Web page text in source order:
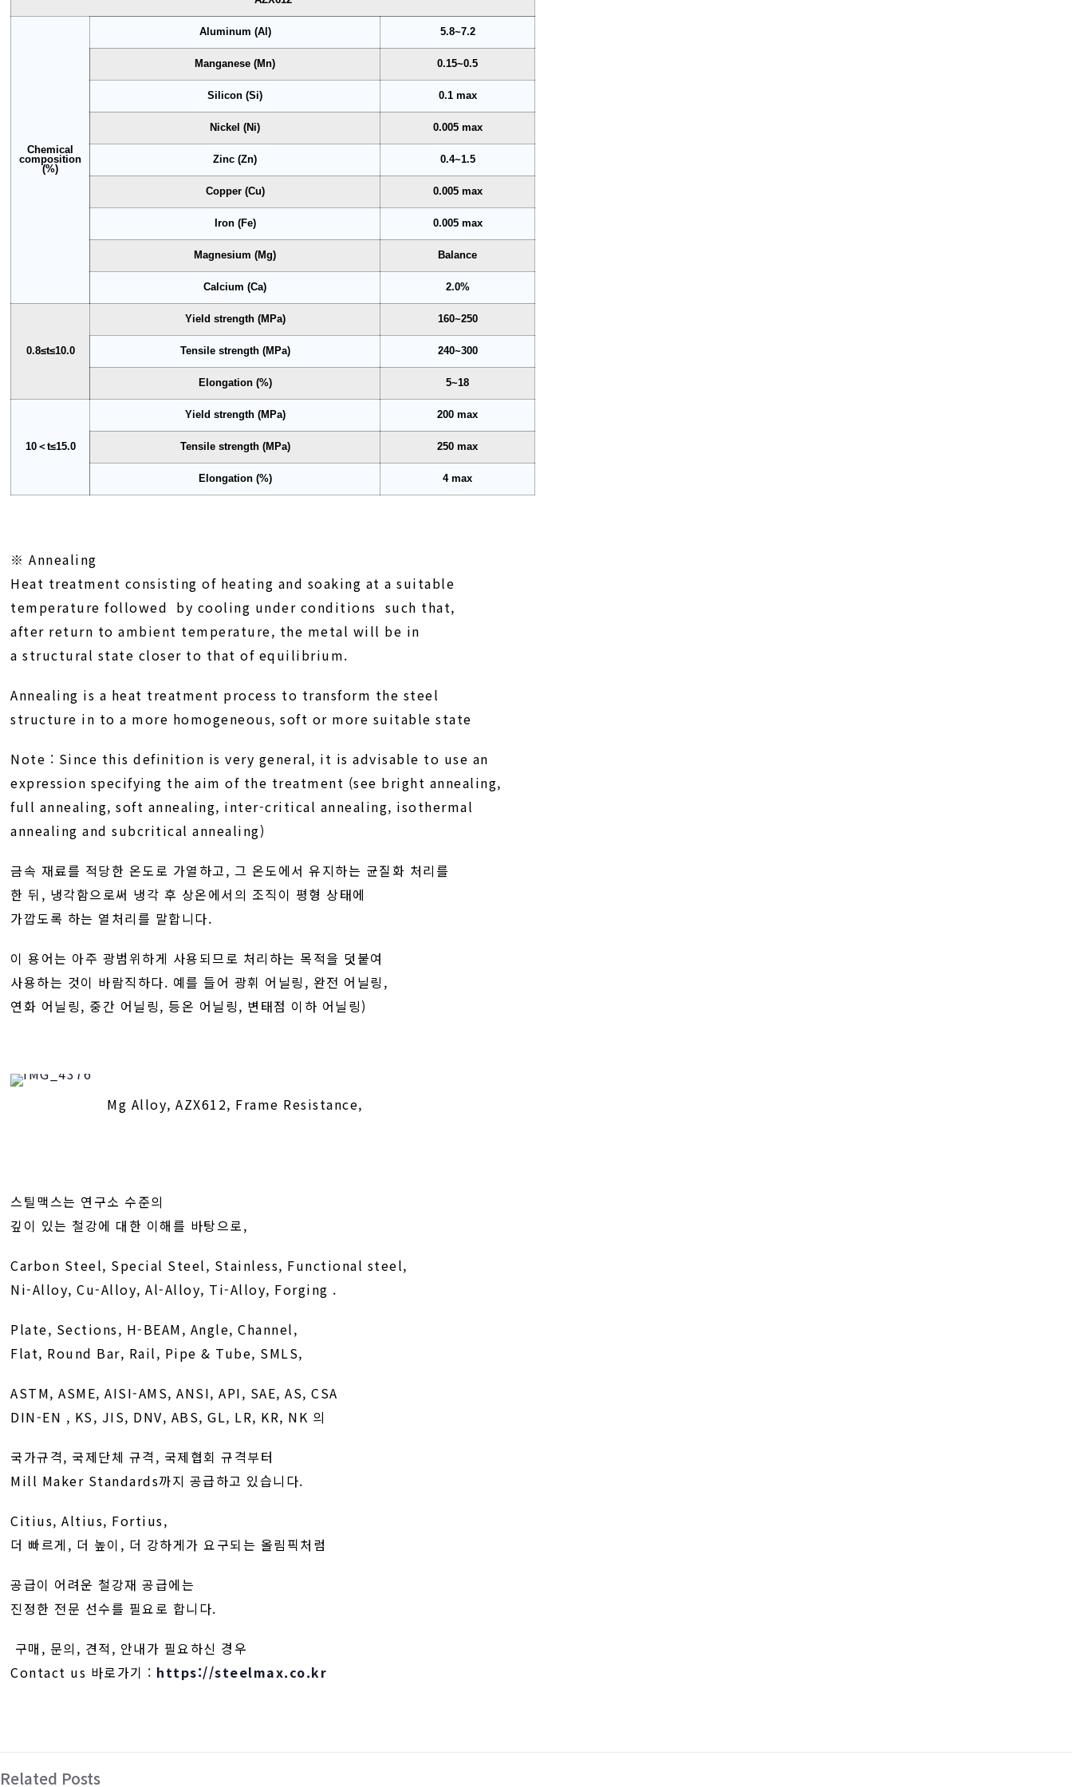
Chemical
composition
(%)
Aluminum (Al) 5.8~7.2
Manganese (Mn) 0.15~0.5
Silicon (Si) 0.1 max
Nickel (Ni) 0.005 max
Zinc (Zn) 0.4~1.5
Copper (Cu) 0.005 max
Iron (Fe) 0.005 max
Magnesium (Mg) Balance
Calcium (Ca) 2.0%
0.8≤t≤10.0
Yield strength (MPa) 160~250
Tensile strength (MPa) 240~300
Elongation (%) 5~18
10＜t≤15.0
Yield strength (MPa) 200 max
Tensile strength (MPa) 250 max
Elongation (%) 4 max
※ Annealing
Heat treatment consisting of heating and soaking at a suitable
temperature followed by cooling under conditions such that,
after return to ambient temperature, the metal will be in
a structural state closer to that of equilibrium.
Annealing is a heat treatment process to transform the steel
structure in to a more homogeneous, soft or more suitable state
Note : Since this definition is very general, it is advisable to use an
expression specifying the aim of the treatment (see bright annealing,
full annealing, soft annealing, inter-critical annealing, isothermal
annealing and subcritical annealing)
금속 재료를 적당한 온도로 가열하고, 그 온도에서 유지하는 균질화 처리를
한 뒤, 냉각함으로써 냉각 후 상온에서의 조직이 평형 상태에
가깝도록 하는 열처리를 말합니다.
이 용어는 아주 광범위하게 사용되므로 처리하는 목적을 덧붙여
사용하는 것이 바람직하다. 예를 들어 광휘 어닐링, 완전 어닐링,
연화 어닐링, 중간 어닐링, 등온 어닐링, 변태점 이하 어닐링)
Mg Alloy, AZX612, Frame Resistance,
스틸맥스는 연구소 수준의
깊이 있는 철강에 대한 이해를 바탕으로,
Carbon Steel, Special Steel, Stainless, Functional steel,
Ni-Alloy, Cu-Alloy, Al-Alloy, Ti-Alloy, Forging .
Plate, Sections, H-BEAM, Angle, Channel,
Flat, Round Bar, Rail, Pipe & Tube, SMLS,
ASTM, ASME, AISI-AMS, ANSI, API, SAE, AS, CSA
DIN-EN , KS, JIS, DNV, ABS, GL, LR, KR, NK 의
국가규격, 국제단체 규격, 국제협회 규격부터
Mill Maker Standards까지 공급하고 있습니다.
Citius, Altius, Fortius,
더 빠르게, 더 높이, 더 강하게가 요구되는 올림픽처럼
공급이 어려운 철강재 공급에는
진정한 전문 선수를 필요로 합니다.
구매, 문의, 견적, 안내가 필요하신 경우
Contact us 바로가기 : https://steelmax.co.kr
Related Posts